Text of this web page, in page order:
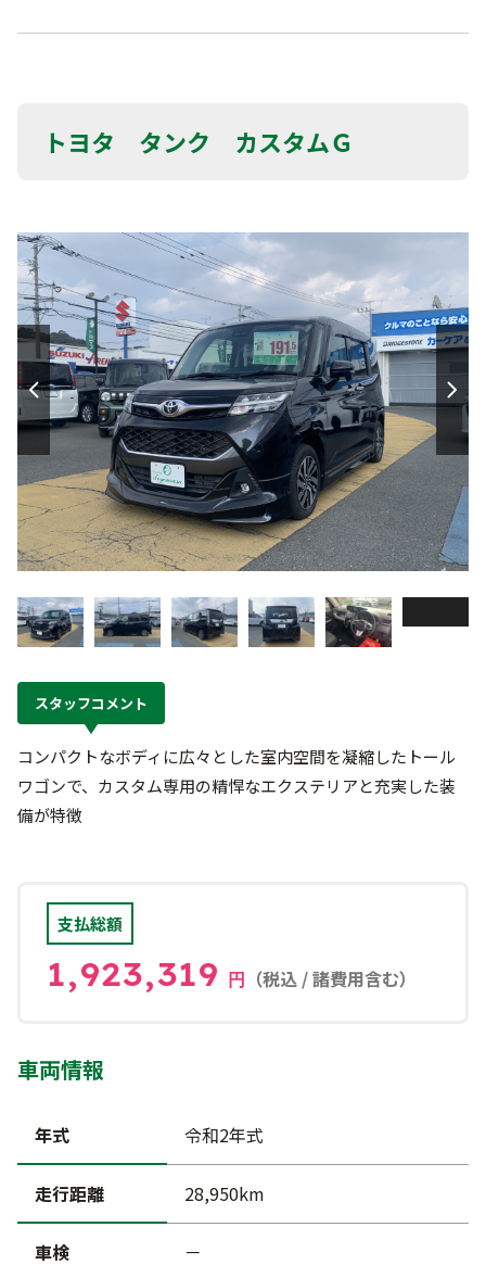
プライバシーポリシー
トヨタ タンク カスタムＧ
スタッフコメント
コンパクトなボディに広々とした室内空間を凝縮したトール
ワゴンで、カスタム専用の精悍なエクステリアと充実した装
備が特徴
支払総額
1,923,319 円 （税込 / 諸費用含む）
車両情報
年式 令和2年式
走行距離 28,950km
車検 －